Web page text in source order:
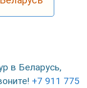
в Беларусь,
+7 911 775